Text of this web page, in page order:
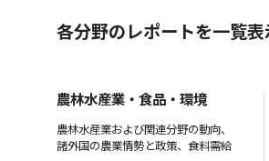
各分野のレポートを一覧表
農林水産業・食品・環境
農林水産業および関連分野の動向、
諸外国の農業情勢と政策、食料需給